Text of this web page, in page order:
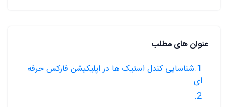
عنوان های مطلب
1.شناسایی کندل استیک ها در اپلیکیشن فارکس حرفه
ای
2.